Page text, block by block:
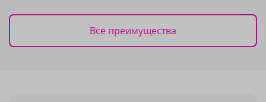
Все преимущества